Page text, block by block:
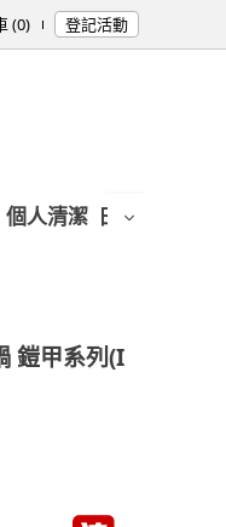
(0) 登記活動
個人清潔 日用/紙品
鎧甲系列(I